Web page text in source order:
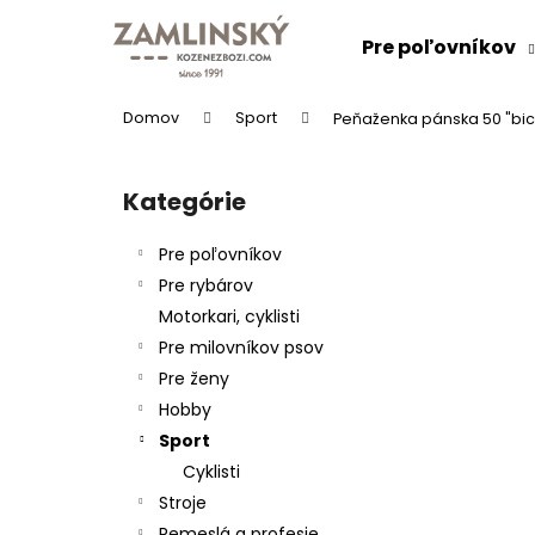
Pre poľovníkov
Domov Sport Peňaženka pánska 50
Preskočiť
kategórie
Kategórie
Pre poľovníkov
Pre rybárov
Motorkari, cyklisti
Pre milovníkov psov
Pre ženy
Hobby
Sport
Cyklisti
Stroje